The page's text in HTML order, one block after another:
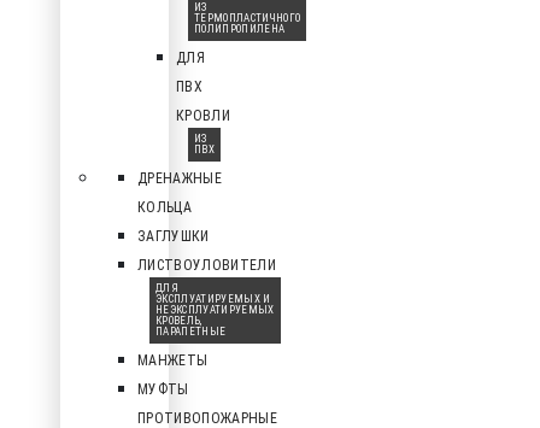
ИЗ
ТЕРМОПЛАСТИЧНОГО
ПОЛИПРОПИЛЕНА
ДЛЯ
ПВХ
КРОВЛИ
ИЗ
ПВХ
ДРЕНАЖНЫЕ
КОЛЬЦА
ЗАГЛУШКИ
ЛИСТВОУЛОВИТЕЛИ
ДЛЯ
ЭКСПЛУАТИРУЕМЫХ И
НЕЭКСПЛУАТИРУЕМЫХ
КРОВЕЛЬ,
ПАРАПЕТНЫЕ
МАНЖЕТЫ
МУФТЫ
ПРОТИВОПОЖАРНЫЕ